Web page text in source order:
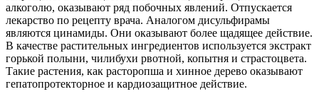
алкоголю, оказывают ряд побочных явлений. Отпускается
лекарство по рецепту врача. Аналогом дисульфирамы
являются цинамиды. Они оказывают более щадящее действие.
В качестве растительных ингредиентов используется экстракт
горькой полыни, чилибухи рвотной, копытня и страстоцвета.
Такие растения, как расторопша и хинное дерево оказывают
гепатопротекторное и кардиозащитное действие.